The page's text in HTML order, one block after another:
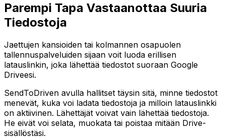
Parempi Tapa Vastaanottaa Suuria
Tiedostoja
Jaettujen kansioiden tai kolmannen osapuolen
tallennuspalveluiden sijaan voit luoda erillisen
latauslinkin, joka lähettää tiedostot suoraan Google
Driveesi.
SendToDriven avulla hallitset täysin sitä, minne tiedostot
menevät, kuka voi ladata tiedostoja ja milloin latauslinkki
on aktiivinen. Lähettäjät voivat vain lähettää tiedostoja.
He eivät voi selata, muokata tai poistaa mitään Drive-
sisällöstäsi.